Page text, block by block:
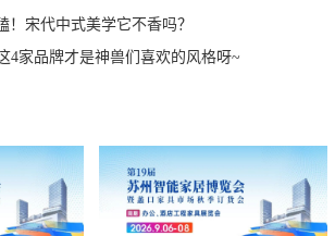
！宋代中式美学它不香吗？
4家品牌才是神兽们喜欢的风格呀~